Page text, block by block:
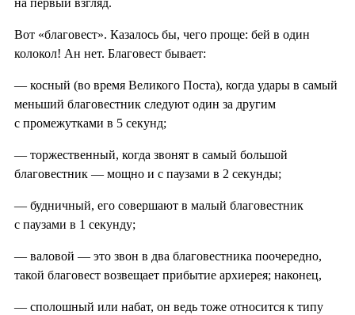
на первый взгляд.
Вот «благовест». Казалось бы, чего проще: бей в один
колокол! Ан нет. Благовест бывает:
— косный (во время Великого Поста), когда удары в самый
меньший благовестник следуют один за другим
с промежутками в 5 секунд;
— торжественный, когда звонят в самый большой
благовестник — мощно и с паузами в 2 секунды;
— будничный, его совершают в малый благовестник
с паузами в 1 секунду;
— валовой — это звон в два благовестника поочередно,
такой благовест возвещает прибытие архиерея; наконец,
— сполошный или набат, он ведь тоже относится к типу